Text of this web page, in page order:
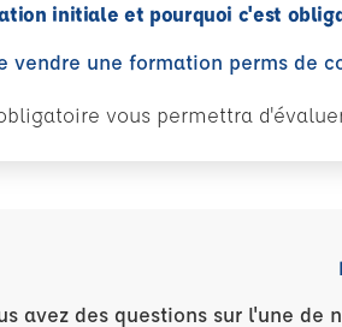
initiale et pourquoi c'est
vendre une formation perms de
vous permettra
avez des questions sur l'une de